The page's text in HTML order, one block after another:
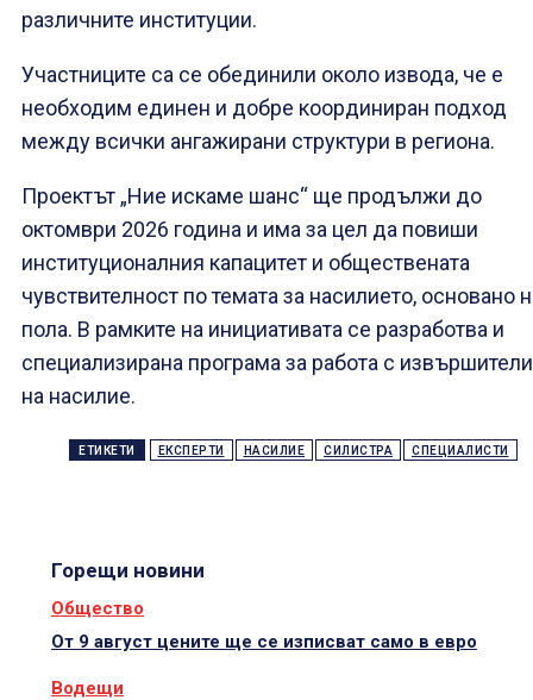
различните институции.
Участниците са се обединили около извода, че е
необходим единен и добре координиран подход
между всички ангажирани структури в региона.
Проектът „Ние искаме шанс“ ще продължи до
октомври 2026 година и има за цел да повиши
институционалния капацитет и обществената
чувствителност по темата за насилието, основано
пола. В рамките на инициативата се разработва и
специализирана програма за работа с извършители
на насилие.
ЕТИКЕТИ ЕКСПЕРТИ НАСИЛИЕ СИЛИСТРА СПЕЦИАЛИСТИ
Горещи новини
Общество
От 9 август цените ще се изписват само в евро
Водещи